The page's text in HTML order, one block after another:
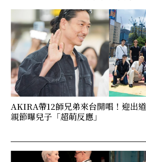
AKIRA帶12師兄弟來台開唱！迎出
親節曝兒子「超萌反應」